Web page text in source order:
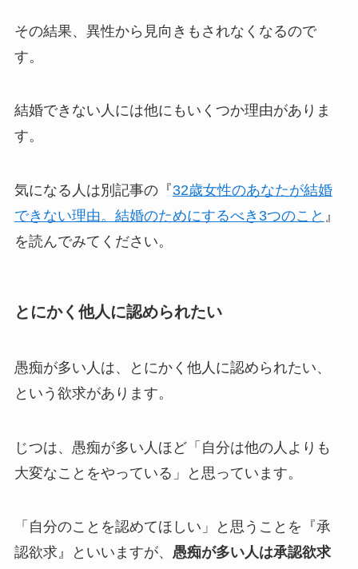
その結果、異性から見向きもされなくなるので
す。
結婚できない人には他にもいくつか理由がありま
す。
気になる人は別記事の『32歳女性のあなたが結婚
できない理由。結婚のためにするべき3つのこと 』
を読んでみてください。
とにかく他人に認められたい
愚痴が多い人は、とにかく他人に認められたい、
という欲求があります。
じつは、愚痴が多い人ほど「自分は他の人よりも
大変なことをやっている」と思っています。
「自分のことを認めてほしい」と思うことを『承
認欲求』といいますが、 愚痴が多い人は承認欲求